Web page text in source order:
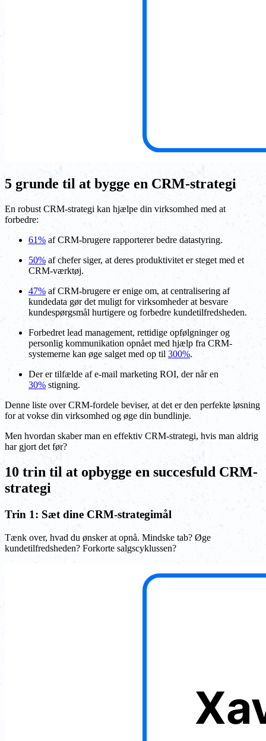
5 grunde til at bygge en CRM-strategi
En robust CRM-strategi kan hjælpe din virksomhed med at
forbedre:
61% af CRM-brugere rapporterer bedre datastyring.
50% af chefer siger, at deres produktivitet er steget med et
CRM-værktøj.
47% af CRM-brugere er enige om, at centralisering af
kundedata gør det muligt for virksomheder at besvare
kundespørgsmål hurtigere og forbedre kundetilfredsheden.
Forbedret lead management, rettidige opfølgninger og
personlig kommunikation opnået med hjælp fra CRM-
systemerne kan øge salget med op til 300%.
Der er tilfælde af e-mail marketing ROI, der når en
30% stigning.
Denne liste over CRM-fordele beviser, at det er den perfekte løsning
for at vokse din virksomhed og øge din bundlinje.
Men hvordan skaber man en effektiv CRM-strategi, hvis man aldrig
har gjort det før?
10 trin til at opbygge en succesfuld CRM-
strategi
Trin 1: Sæt dine CRM-strategimål
Tænk over, hvad du ønsker at opnå. Mindske tab? Øge
kundetilfredsheden? Forkorte salgscyklussen?